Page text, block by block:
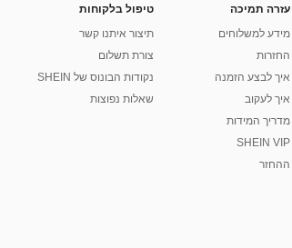
עזרה תמיכה
מידע למשלוחים
החזרות
איך לבצע הזמנה
איך לעקוב
מדריך המידות
SHEIN VIP
ההחזר
טיפול בלקוחות
תיצור איתנו קשר
צורת תשלום
נקודות הבונוס של SHEIN
שאלות נפוצות